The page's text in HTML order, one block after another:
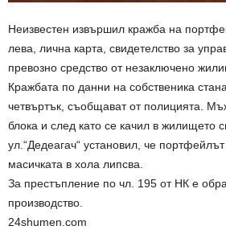
Неизвестен извършил кражба на
лева, лична карта, свидетелство за
превозно средство от незаключено
Кражбата по данни на собственика
четвъртък, съобщават от полицията.
блока и след като се качил в жилището
ул.“Дедеагач“ установил, че
масичката в хола липсва.
За престъпление по чл. 195 от НК е
производство.
24shumen.com